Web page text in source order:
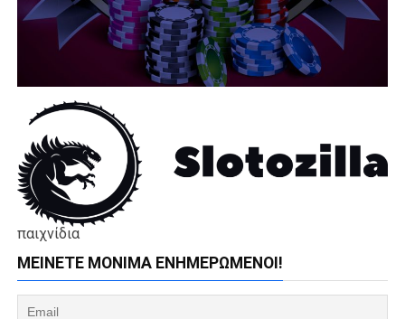
παιχνίδια
ΜΕΊΝΕΤΕ ΜΌΝΙΜΑ ΕΝΗΜΕΡΏΜΕΝΟΙ!